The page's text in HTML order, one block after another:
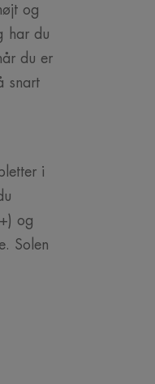
og
har du
du er
snart
i
og
Solen